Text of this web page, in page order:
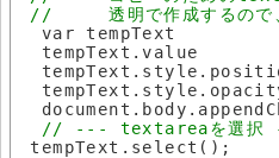
var tempText
tempText.value
tempText.select();